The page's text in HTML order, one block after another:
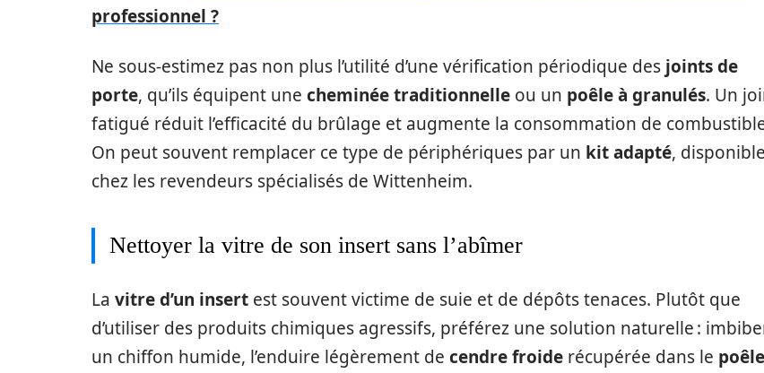
professionnel ?
Ne sous-estimez pas non plus l’utilité d’une vérification périodique des joints de
porte, qu’ils équipent une cheminée traditionnelle ou un poêle à granulés. Un
fatigué réduit l’efficacité du brûlage et augmente la consommation de
On peut souvent remplacer ce type de périphériques par un kit adapté, disponible
chez les revendeurs spécialisés de Wittenheim.
Nettoyer la vitre de son insert sans l’abîmer
La vitre d’un insert est souvent victime de suie et de dépôts tenaces. Plutôt que
d’utiliser des produits chimiques agressifs, préférez une solution naturelle :
un chiffon humide, l’enduire légèrement de cendre froide récupérée dans le